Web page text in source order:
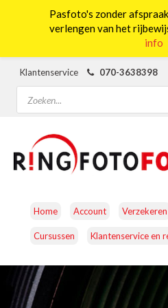
Klantenservice
070-3638398
Producten
zoeken
Home Account Verzekeren
Cursussen Klantenservice en
CAMERA’S OBJECTIEVEN
Pasfoto's zonder
verlengen van het
info